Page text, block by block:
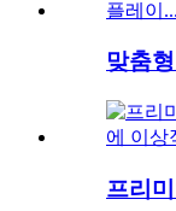
맞춤
프리